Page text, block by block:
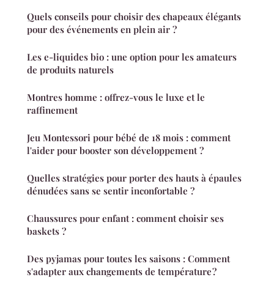
Quels conseils pour choisir des chapeaux élégants
pour des événements en plein air ?
Les e-liquides bio : une option pour les amateurs
de produits naturels
Montres homme : offrez-vous le luxe et le
raffinement
Jeu Montessori pour bébé de 18 mois : comment
l'aider pour booster son développement ?
Quelles stratégies pour porter des hauts à épaules
dénudées sans se sentir inconfortable ?
Chaussures pour enfant : comment choisir ses
baskets ?
Des pyjamas pour toutes les saisons : Comment
s'adapter aux changements de température ?